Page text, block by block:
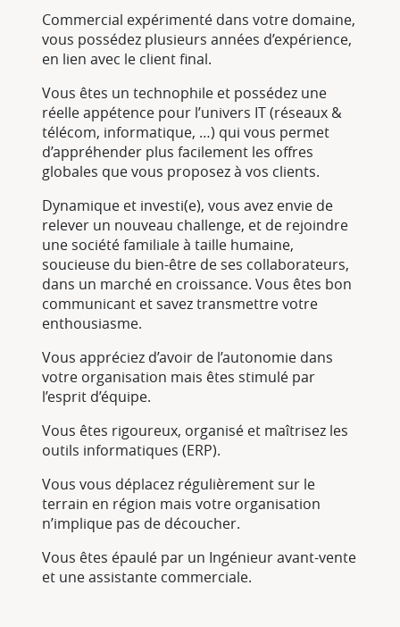
Commercial expérimenté dans votre domaine,
vous possédez plusieurs années d’expérience,
en lien avec le client final.
Vous êtes un technophile et possédez une
réelle appétence pour l’univers IT (réseaux &
télécom, informatique, …) qui vous permet
d’appréhender plus facilement les offres
globales que vous proposez à vos clients.
Dynamique et investi(e), vous avez envie de
relever un nouveau challenge, et de rejoindre
une société familiale à taille humaine,
soucieuse du bien-être de ses collaborateurs,
dans un marché en croissance. Vous êtes bon
communicant et savez transmettre votre
enthousiasme.
Vous appréciez d’avoir de l’autonomie dans
votre organisation mais êtes stimulé par
l’esprit d’équipe.
Vous êtes rigoureux, organisé et maîtrisez les
outils informatiques (ERP).
Vous vous déplacez régulièrement sur le
terrain en région mais votre organisation
n’implique pas de découcher.
Vous êtes épaulé par un Ingénieur avant-vente
et une assistante commerciale.